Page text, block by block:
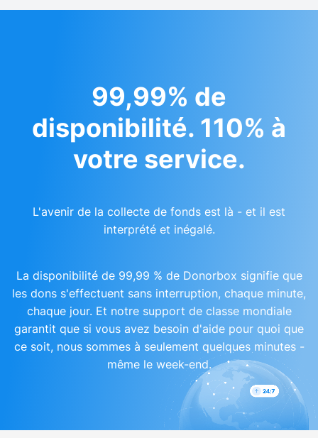
99,99% de
disponibilité. 110% à
votre service.
L'avenir de la collecte de fonds est là - et il est
interprété et inégalé.
La disponibilité de 99,99 % de Donorbox signifie que
les dons s'effectuent sans interruption, chaque minute,
chaque jour. Et notre support de classe mondiale
garantit que si vous avez besoin d'aide pour quoi que
ce soit, nous sommes à seulement quelques minutes -
même le week-end.